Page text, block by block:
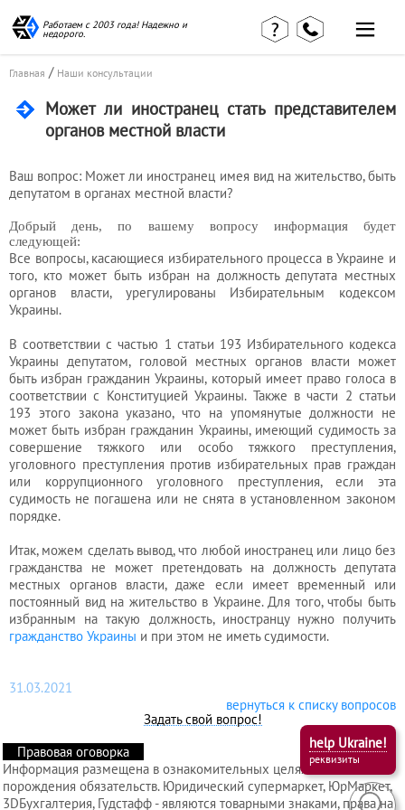
Работаем с 2003 года! Надежно и
недорого.
Главная / Наши консультации
Может ли иностранец стать представителем
органов местной власти
Ваш вопрос: Может ли иностранец имея вид на жительство, быть
депутатом в органах местной власти?
Добрый день, по вашему вопросу информация будет
следующей:
Все вопросы, касающиеся избирательного процесса в Украине и
того, кто может быть избран на должность депутата местных
органов власти, урегулированы Избирательным кодексом
Украины.
В соответствии с частью 1 статьи 193 Избирательного кодекса
Украины депутатом, головой местных органов власти может
быть избран гражданин Украины, который имеет право голоса в
соответствии с Конституцией Украины. Также в части 2 статьи
193 этого закона указано, что на упомянутые должности не
может быть избран гражданин Украины, имеющий судимость за
совершение тяжкого или особо тяжкого преступления,
уголовного преступления против избирательных прав граждан
или коррупционного уголовного преступления, если эта
судимость не погашена или не снята в установленном законом
порядке.
Итак, можем сделать вывод, что любой иностранец или лицо без
гражданства не может претендовать на должность депутата
местных органов власти, даже если имеет временный или
постоянный вид на жительство в Украине. Для того, чтобы быть
избранным на такую должность, иностранцу нужно получить
гражданство Украины и при этом не иметь судимости.
31.03.2021
вернуться к списку вопросов
Задать свой вопрос!
help Ukraine!
реквизиты
Правовая оговорка
Информация размещена в ознакомительных целях и без
порождения обязательств. Юридический супермаркет, ЮрМаркет,
3DБухгалтерия, Гудстафф - являются товарными знаками, права на
страница
Отзывы
клиентов
Контакты
Наши
консультации
Миграционные
услуги
Услуги
бухгалтера
Услуги
юриста
Услуги
регистратора
Кадровый
аутсорсинг
Лицензии
разрешения